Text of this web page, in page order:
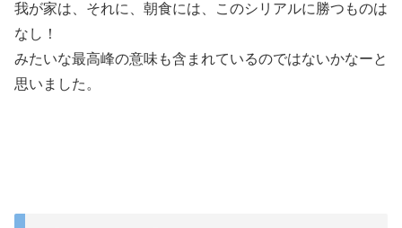
我が家は、それに、朝食には、このシリアルに勝つものは
なし！
みたいな最高峰の意味も含まれているのではないかなーと
思いました。